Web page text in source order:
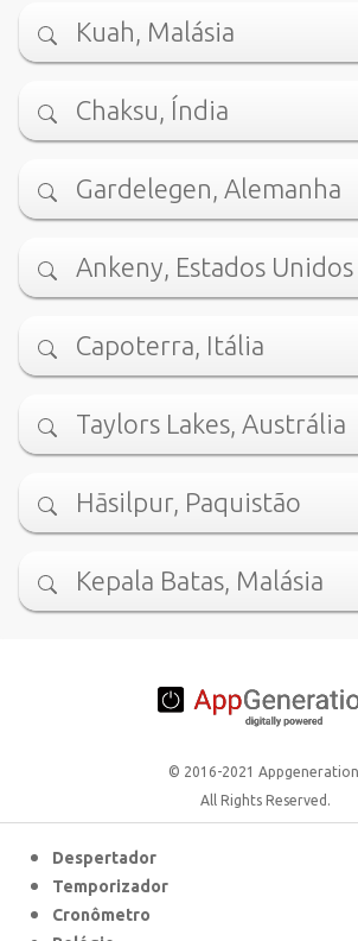
Kuah, Malásia
Chaksu, Índia
Gardelegen, Alemanha
Ankeny, Estados Unidos
Capoterra, Itália
Taylors Lakes, Austrália
Hāsilpur, Paquistão
Kepala Batas, Malásia
© 2016-2021
All Rights Reserved.
Despertador
Temporizador
Cronômetro